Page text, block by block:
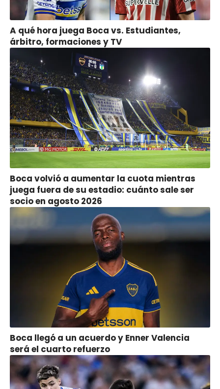
A qué hora juega Boca vs. Estudiantes,
árbitro, formaciones y TV
Boca volvió a aumentar la cuota mientras
juega fuera de su estadio: cuánto sale ser
socio en agosto 2026
Boca llegó a un acuerdo y Enner Valencia
será el cuarto refuerzo